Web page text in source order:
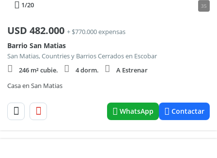
1/20 35
USD 482.000 + $770.000 expensas
Barrio San Matias
San Matias, Countries y Barrios Cerrados en Escobar
246 m² cubie.
4 dorm.
A Estrenar
Casa en San Matias
WhatsApp Contactar